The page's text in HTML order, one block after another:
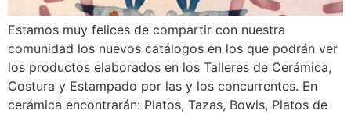
Estamos muy felices de compartir con nuestra
comunidad los nuevos catálogos en los que podrán ver
los productos elaborados en los Talleres de Cerámica,
Costura y Estampado por las y los concurrentes. En
cerámica encontrarán: Platos, Tazas, Bowls, Platos de